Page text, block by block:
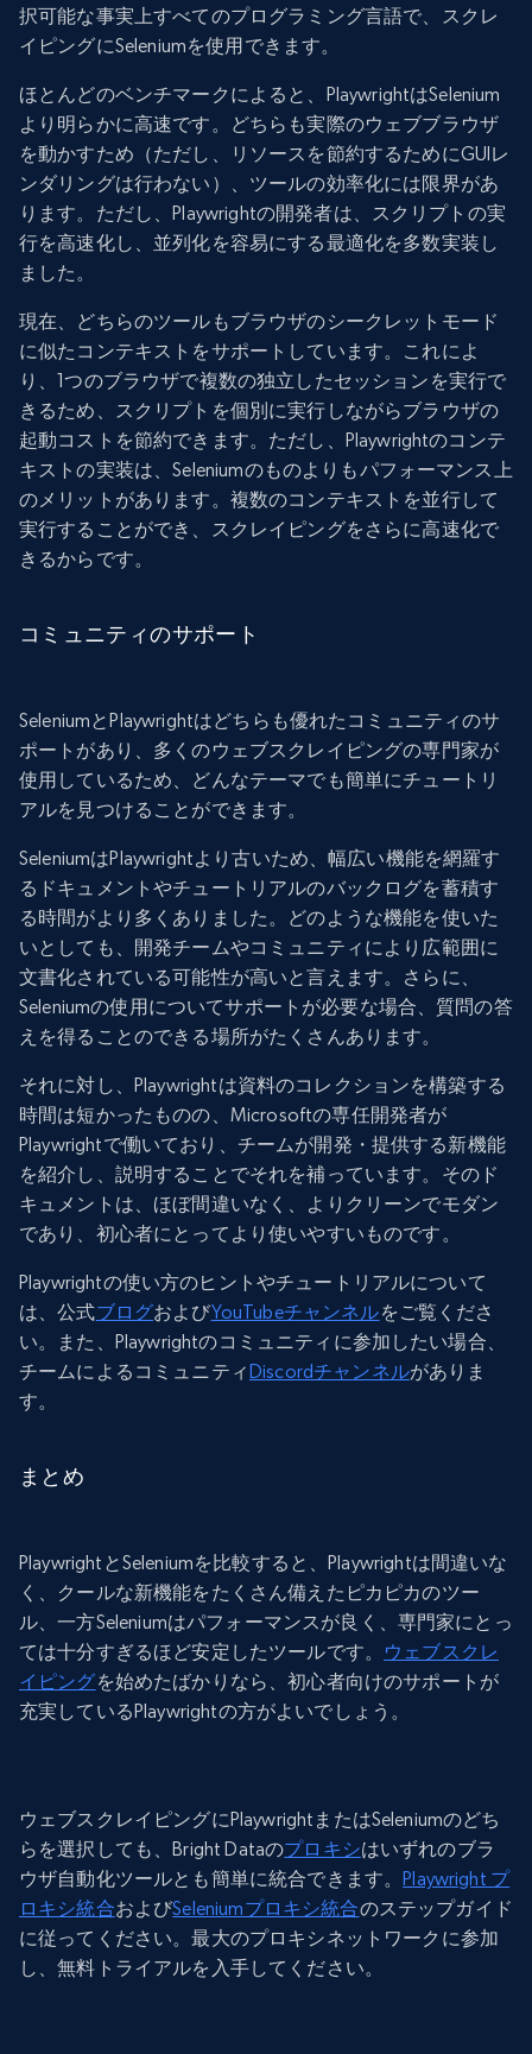
択可能な事実上すべてのプログラミング言語で、スクレ
イピングにSeleniumを使用できます。
ほとんどのベンチマークによると、PlaywrightはSelenium
より明らかに高速です。どちらも実際のウェブブラウザ
を動かすため（ただし、リソースを節約するためにGUIレ
ンダリングは行わない）、ツールの効率化には限界があ
ります。ただし、Playwrightの開発者は、スクリプトの実
行を高速化し、並列化を容易にする最適化を多数実装し
ました。
現在、どちらのツールもブラウザのシークレットモード
に似たコンテキストをサポートしています。これによ
り、1つのブラウザで複数の独立したセッションを実行で
きるため、スクリプトを個別に実行しながらブラウザの
起動コストを節約できます。ただし、Playwrightのコンテ
キストの実装は、Seleniumのものよりもパフォーマンス上
のメリットがあります。複数のコンテキストを並行して
実行することができ、スクレイピングをさらに高速化で
きるからです。
コミュニティのサポート
SeleniumとPlaywrightはどちらも優れたコミュニティのサ
ポートがあり、多くのウェブスクレイピングの専門家が
使用しているため、どんなテーマでも簡単にチュートリ
アルを見つけることができます。
SeleniumはPlaywrightより古いため、幅広い機能を網羅す
るドキュメントやチュートリアルのバックログを蓄積す
る時間がより多くありました。どのような機能を使いた
いとしても、開発チームやコミュニティにより広範囲に
文書化されている可能性が高いと言えます。さらに、
Seleniumの使用についてサポートが必要な場合、質問の答
えを得ることのできる場所がたくさんあります。
それに対し、Playwrightは資料のコレクションを構築する
時間は短かったものの、Microsoftの専任開発者が
Playwrightで働いており、チームが開発・提供する新機能
を紹介し、説明することでそれを補っています。そのド
キュメントは、ほぼ間違いなく、よりクリーンでモダン
であり、初心者にとってより使いやすいものです。
Playwrightの使い方のヒントやチュートリアルについて
は、公式ブログおよびYouTubeチャンネルをご覧くださ
い。また、Playwrightのコミュニティに参加したい場合、
チームによるコミュニティ Discordチャンネルがありま
す。
まとめ
PlaywrightとSeleniumを比較すると、Playwrightは間違いな
く、クールな新機能をたくさん備えたピカピカのツー
ル、一方Seleniumはパフォーマンスが良く、専門家にとっ
ては十分すぎるほど安定したツールです。
ウェブスクレ
イピングを始めたばかりなら、初心者向けのサポートが
充実しているPlaywrightの方がよいでしょう。
ウェブスクレイピングにPlaywrightまたはSeleniumのどち
らを選択しても、Bright Dataのプロキシはいずれのブラ
ウザ自動化ツールとも簡単に統合できます。 Playwright プ
ロキシ統合およびSeleniumプロキシ統合のステップガイド
に従ってください。最大のプロキシネットワークに参加
し、無料トライアルを入手してください。